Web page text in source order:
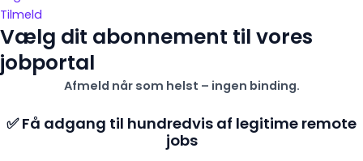
Tilmeld
Vælg dit abonnement til vores
jobportal
Afmeld når som helst – ingen binding.
✅ Få adgang til hundredvis af legitime remote
jobs